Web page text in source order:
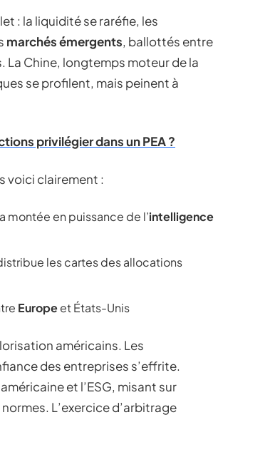
: la liquidité se raréfie, les
marchés émergents, ballottés entre
Chine, longtemps moteur de la
se profilent, mais peinent à
privilégier dans un PEA ?
voici clairement :
montée en puissance de l’intelligence
les cartes des allocations
Europeet États-Unis
américains. Les
des entreprises s’effrite.
et l’ESG, misant sur
L’exercice d’arbitrage